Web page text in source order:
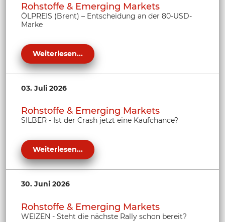
Rohstoffe & Emerging Markets
ÖLPREIS (Brent) – Entscheidung an der 80-USD-
Marke
Weiterlesen...
03. Juli 2026
Rohstoffe & Emerging Markets
SILBER - Ist der Crash jetzt eine Kaufchance?
Weiterlesen...
30. Juni 2026
Rohstoffe & Emerging Markets
WEIZEN - Steht die nächste Rally schon bereit?